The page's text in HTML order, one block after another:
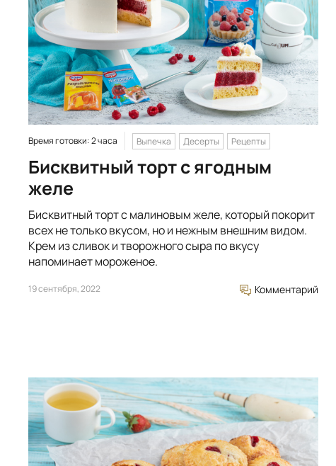
Время готовки: 2 часа Выпечка Десерты Рецепты
Бисквитный торт с ягодным
желе
Бисквитный торт с малиновым желе, который покорит
всех не только вкусом, но и нежным внешним видом.
Крем из сливок и творожного сыра по вкусу
напоминает мороженое.
19 сентября, 2022 Комментарий